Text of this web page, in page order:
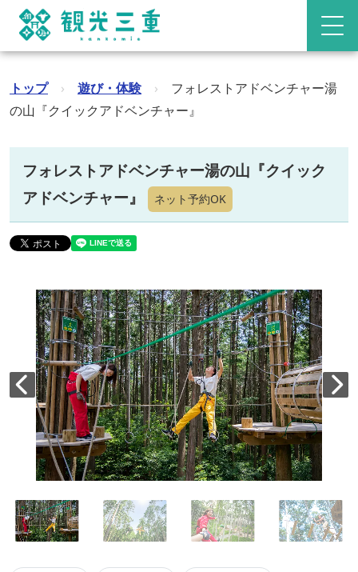
トップ › 遊び・体験 ›
フォレストアドベンチャー湯
の山『クイックアドベンチャー』
フォレストアドベンチャー湯の山『クイック
アドベンチャー』
ネット予約OK